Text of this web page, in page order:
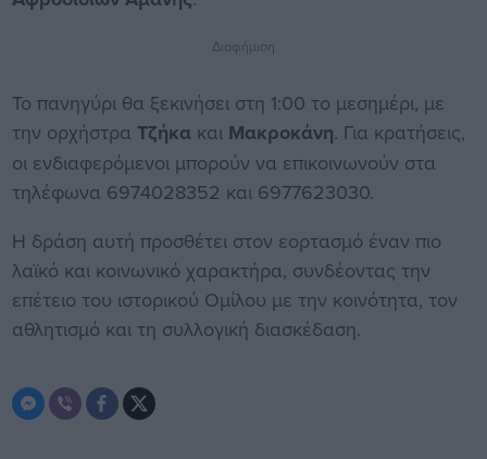
Διαφήμιση
Το πανηγύρι θα ξεκινήσει στη 1:00 το μεσημέρι, με
την ορχήστρα Τζήκα και Μακροκάνη. Για κρατήσεις,
οι ενδιαφερόμενοι μπορούν να επικοινωνούν στα
τηλέφωνα 6974028352 και 6977623030.
Η δράση αυτή προσθέτει στον εορτασμό έναν πιο
λαϊκό και κοινωνικό χαρακτήρα, συνδέοντας την
επέτειο του ιστορικού Ομίλου με την κοινότητα, τον
αθλητισμό και τη συλλογική διασκέδαση.